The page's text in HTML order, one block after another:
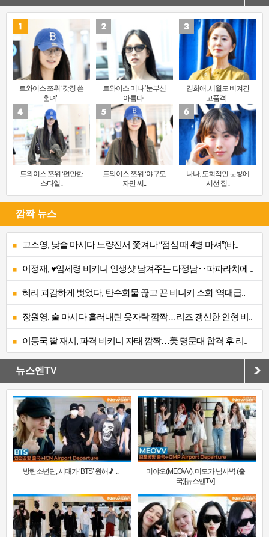
트와이스 쯔위 ‘갓경 쓴
훈녀’..
트와이스 미나 ‘눈부신
아름다..
김희애, 세월도 비켜간
고품격 ..
트와이스 쯔위 ‘편안한
스타일..
트와이스 쯔위 ‘야구모
자만 써..
나나, 도회적인 눈빛에
시선 집..
깜짝 뉴스
고소영, 낮술 마시다 노량진서 쫓겨나 “점심 때 4병 마셔”(바..
이정재, ♥임세령 비키니 인생샷 남겨주는 다정남‥파파라치에 ..
혜리 과감하게 벗었다, 탄수화물 끊고 끈 비니키 소화 ‘역대급..
장원영, 술 마시다 흘러내린 옷자락 깜짝…리즈 갱신한 인형 비..
이동국 딸 재시, 파격 비키니 자태 깜짝…美 명문대 합격 후 리..
뉴스엔TV
방탄소년단, 시대가 ‘BTS’ 원해🎵 ..
미야오(MEOVV), 미모가 넘사벽 (출
국)[뉴스엔TV]